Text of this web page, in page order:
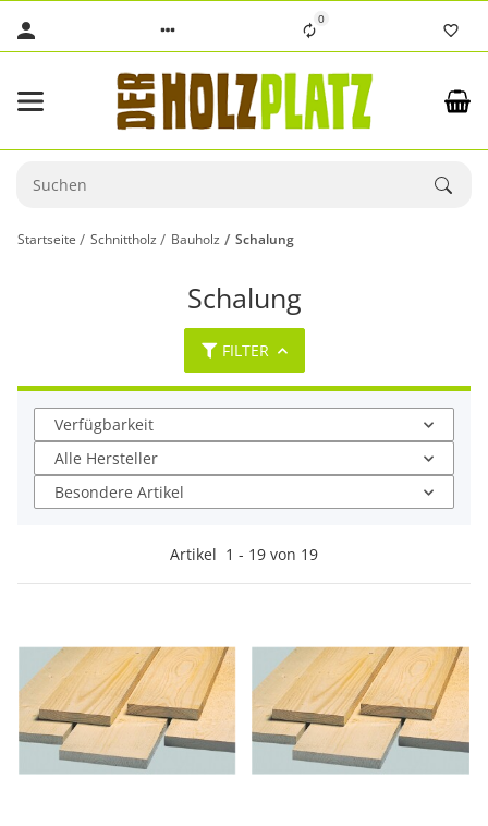
0
Startseite Schnittholz Bauholz Schalung
Schalung
FILTER
Verfügbarkeit
Alle Hersteller
Besondere Artikel
Artikel 1 - 19 von 19